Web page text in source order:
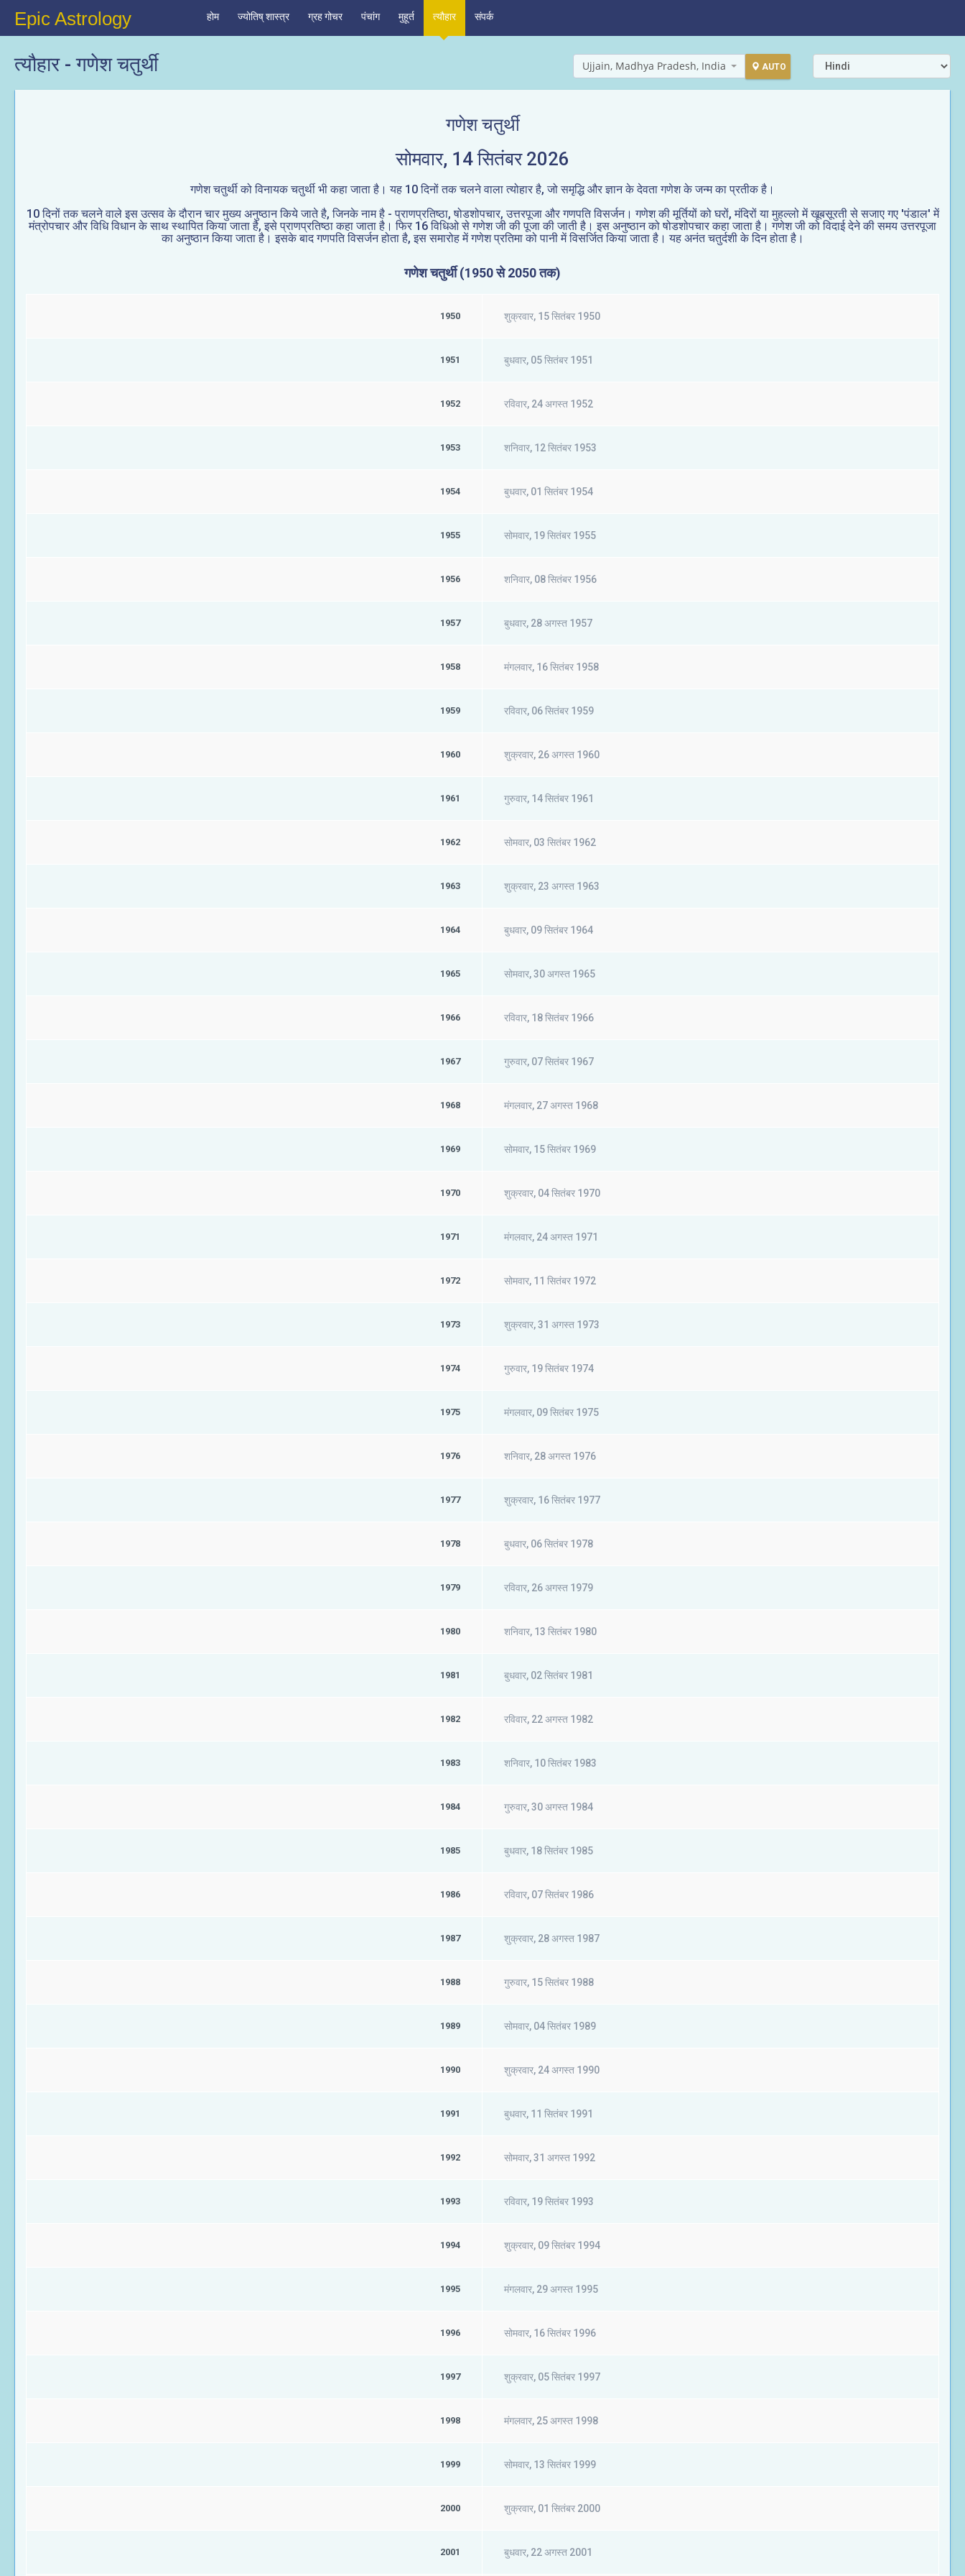
Epic Astrology होम ज्योतिष् शास्त्र ग्रह गोचर पंचांग मुहूर्त त्यौहार संपर्क
त्यौहार - गणेश चतुर्थी Ujjain, Madhya Pradesh, India AUTO
गणेश चतुर्थी
सोमवार, 14 सितंबर 2026
गणेश चतुर्थी को विनायक चतुर्थी भी कहा जाता है। यह 10 दिनों तक चलने वाला त्योहार है, जो समृद्धि और ज्ञान के देवता गणेश के जन्म का प्रतीक है।
10 दिनों तक चलने वाले इस उत्सव के दौरान चार मुख्य अनुष्ठान किये जाते है, जिनके नाम है - प्राणप्रतिष्ठा, षोडशोपचार, उत्तरपूजा और गणपति विसर्जन। गणेश की मूर्तियों को घरों, मंदिरों या मुहल्लो में खूबसूरती से सजाए गए 'पंडाल' में
मंत्रोपचार और विधि विधान के साथ स्थापित किया जाता है, इसे प्राणप्रतिष्ठा कहा जाता है। फिर 16 विधिओ से गणेश जी की पूजा की जाती है। इस अनुष्ठान को षोडशोपचार कहा जाता है। गणेश जी को विदाई देने की समय उत्तरपूजा
का अनुष्ठान किया जाता है। इसके बाद गणपति विसर्जन होता है, इस समारोह में गणेश प्रतिमा को पानी में विसर्जित किया जाता है। यह अनंत चतुर्दशी के दिन होता है।
गणेश चतुर्थी (1950 से 2050 तक)
1950 शुक्रवार, 15 सितंबर 1950
1951 बुधवार, 05 सितंबर 1951
1952 रविवार, 24 अगस्त 1952
1953 शनिवार, 12 सितंबर 1953
1954 बुधवार, 01 सितंबर 1954
1955 सोमवार, 19 सितंबर 1955
1956 शनिवार, 08 सितंबर 1956
1957 बुधवार, 28 अगस्त 1957
1958 मंगलवार, 16 सितंबर 1958
1959 रविवार, 06 सितंबर 1959
1960 शुक्रवार, 26 अगस्त 1960
1961 गुरुवार, 14 सितंबर 1961
1962 सोमवार, 03 सितंबर 1962
1963 शुक्रवार, 23 अगस्त 1963
1964 बुधवार, 09 सितंबर 1964
1965 सोमवार, 30 अगस्त 1965
1966 रविवार, 18 सितंबर 1966
1967 गुरुवार, 07 सितंबर 1967
1968 मंगलवार, 27 अगस्त 1968
1969 सोमवार, 15 सितंबर 1969
1970 शुक्रवार, 04 सितंबर 1970
1971 मंगलवार, 24 अगस्त 1971
1972 सोमवार, 11 सितंबर 1972
1973 शुक्रवार, 31 अगस्त 1973
1974 गुरुवार, 19 सितंबर 1974
1975 मंगलवार, 09 सितंबर 1975
1976 शनिवार, 28 अगस्त 1976
1977 शुक्रवार, 16 सितंबर 1977
1978 बुधवार, 06 सितंबर 1978
1979 रविवार, 26 अगस्त 1979
1980 शनिवार, 13 सितंबर 1980
1981 बुधवार, 02 सितंबर 1981
1982 रविवार, 22 अगस्त 1982
1983 शनिवार, 10 सितंबर 1983
1984 गुरुवार, 30 अगस्त 1984
1985 बुधवार, 18 सितंबर 1985
1986 रविवार, 07 सितंबर 1986
1987 शुक्रवार, 28 अगस्त 1987
1988 गुरुवार, 15 सितंबर 1988
1989 सोमवार, 04 सितंबर 1989
1990 शुक्रवार, 24 अगस्त 1990
1991 बुधवार, 11 सितंबर 1991
1992 सोमवार, 31 अगस्त 1992
1993 रविवार, 19 सितंबर 1993
1994 शुक्रवार, 09 सितंबर 1994
1995 मंगलवार, 29 अगस्त 1995
1996 सोमवार, 16 सितंबर 1996
1997 शुक्रवार, 05 सितंबर 1997
1998 मंगलवार, 25 अगस्त 1998
1999 सोमवार, 13 सितंबर 1999
2000 शुक्रवार, 01 सितंबर 2000
2001 बुधवार, 22 अगस्त 2001